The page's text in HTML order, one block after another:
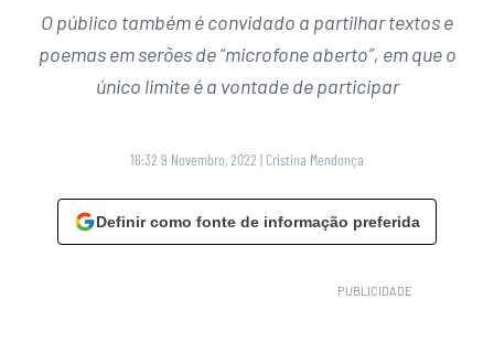
O público também é convidado a partilhar textos e
poemas em serões de “microfone aberto”, em que o
único limite é a vontade de participar
16:32 9 Novembro, 2022 | Cristina Mendonça
Definir como fonte de informação preferida